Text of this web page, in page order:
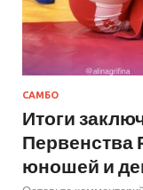
САМБО
Итоги
Первенства
юношей и